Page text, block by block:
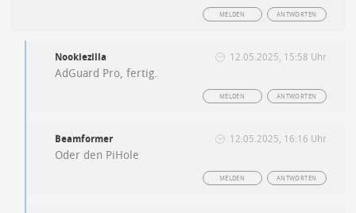
ANTWORTEN
MELDEN
Nookiezilla 12.05.2025, 15:58 Uhr
AdGuard Pro, fertig.
ANTWORTEN
MELDEN
Beamformer 12.05.2025, 16:16 Uhr
Oder den PiHole
ANTWORTEN
MELDEN